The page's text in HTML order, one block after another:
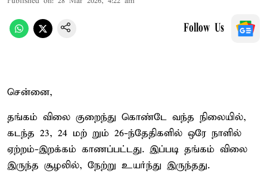
Follow Us
சென்னை,
தங்கம் விலை குறைந்து கொண்டே வந்த நிலையில்,
கடந்த 23, 24 மற் றும் 26-ந்தேதிகளில் ஒரே நாளில்
ஏற்றம்-இறக்கம் காணப்பட்டது. இப்படி தங்கம் விலை
இருந்த சூழலில், நேற்று உயர்ந்து இருந்தது.